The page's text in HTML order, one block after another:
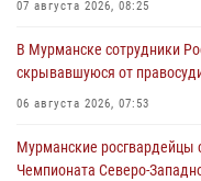
07 августа 2026, 08:25
В Мурманске сотрудники
скрывавшуюся от
06 августа 2026, 07:53
Мурманские росгвардейцы
Чемпионата Северо-